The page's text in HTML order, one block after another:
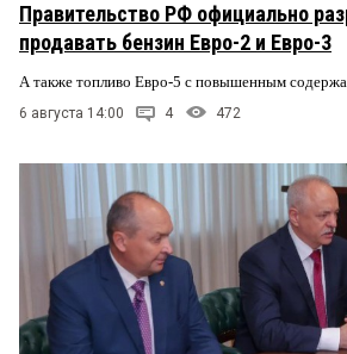
Правительство РФ официально
продавать бензин Евро-2 и Евро-3
А также топливо Евро-5 с повышенным
6 августа 14:00 4 472